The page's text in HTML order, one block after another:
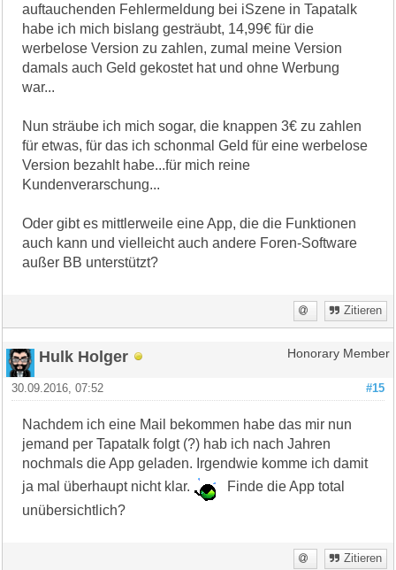
auftauchenden Fehlermeldung bei iSzene in Tapatalk
habe ich mich bislang gesträubt, 14,99€ für die
werbelose Version zu zahlen, zumal meine Version
damals auch Geld gekostet hat und ohne Werbung
war...
Nun sträube ich mich sogar, die knappen 3€ zu zahlen
für etwas, für das ich schonmal Geld für eine werbelose
Version bezahlt habe...für mich reine
Kundenverarschung...
Oder gibt es mittlerweile eine App, die die Funktionen
auch kann und vielleicht auch andere Foren-Software
außer BB unterstützt?
Zitieren
Hulk Holger Honorary Member
#15
30.09.2016, 07:52
Nachdem ich eine Mail bekommen habe das mir nun
jemand per Tapatalk folgt (?) hab ich nach Jahren
nochmals die App geladen. Irgendwie komme ich damit
ja mal überhaupt nicht klar.
Finde die App total
unübersichtlich?
Zitieren